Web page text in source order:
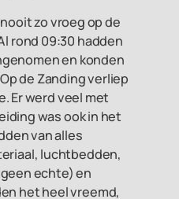
zo vroeg op de
rond 09:30 hadden
en konden
de Zanding verliep
Er werd veel met
was ook in het
van alles
luchtbedden,
echte) en
het heel vreemd,